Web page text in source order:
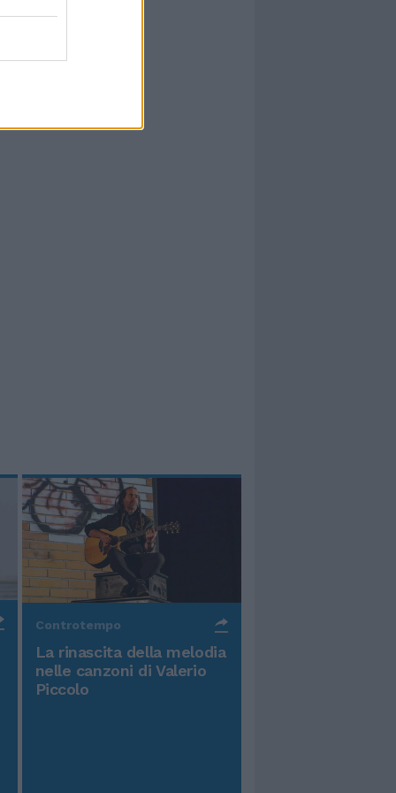
Controtempo
La rinascita della melodia
nelle canzoni di Valerio
Piccolo